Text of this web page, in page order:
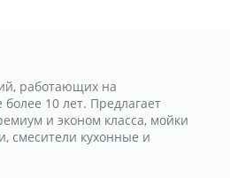
работающих на
10 лет. Предлагает
и эконом класса, мойки
смесители кухонные и